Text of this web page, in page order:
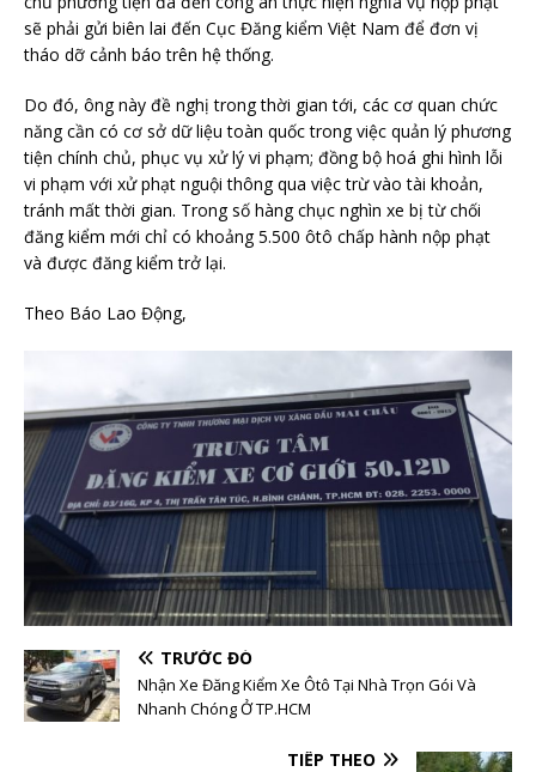
sẽ phải gửi biên lai đến Cục Đăng kiểm Việt Nam để đơn vị
tháo dỡ cảnh báo trên hệ thống.
Do đó, ông này đề nghị trong thời gian tới, các cơ quan chức
năng cần có cơ sở dữ liệu toàn quốc trong việc quản lý phương
tiện chính chủ, phục vụ xử lý vi phạm; đồng bộ hoá ghi hình lỗi
vi phạm với xử phạt nguội thông qua việc trừ vào tài khoản,
tránh mất thời gian. Trong số hàng chục nghìn xe bị từ chối
đăng kiểm mới chỉ có khoảng 5.500 ôtô chấp hành nộp phạt
và được đăng kiểm trở lại.
Theo Báo Lao Động,
TRƯỚC ĐÓ
Nhận Xe Đăng Kiểm Xe Ôtô Tại Nhà Trọn Gói Và
Nhanh Chóng Ở TP.HCM
TIẾP THEO